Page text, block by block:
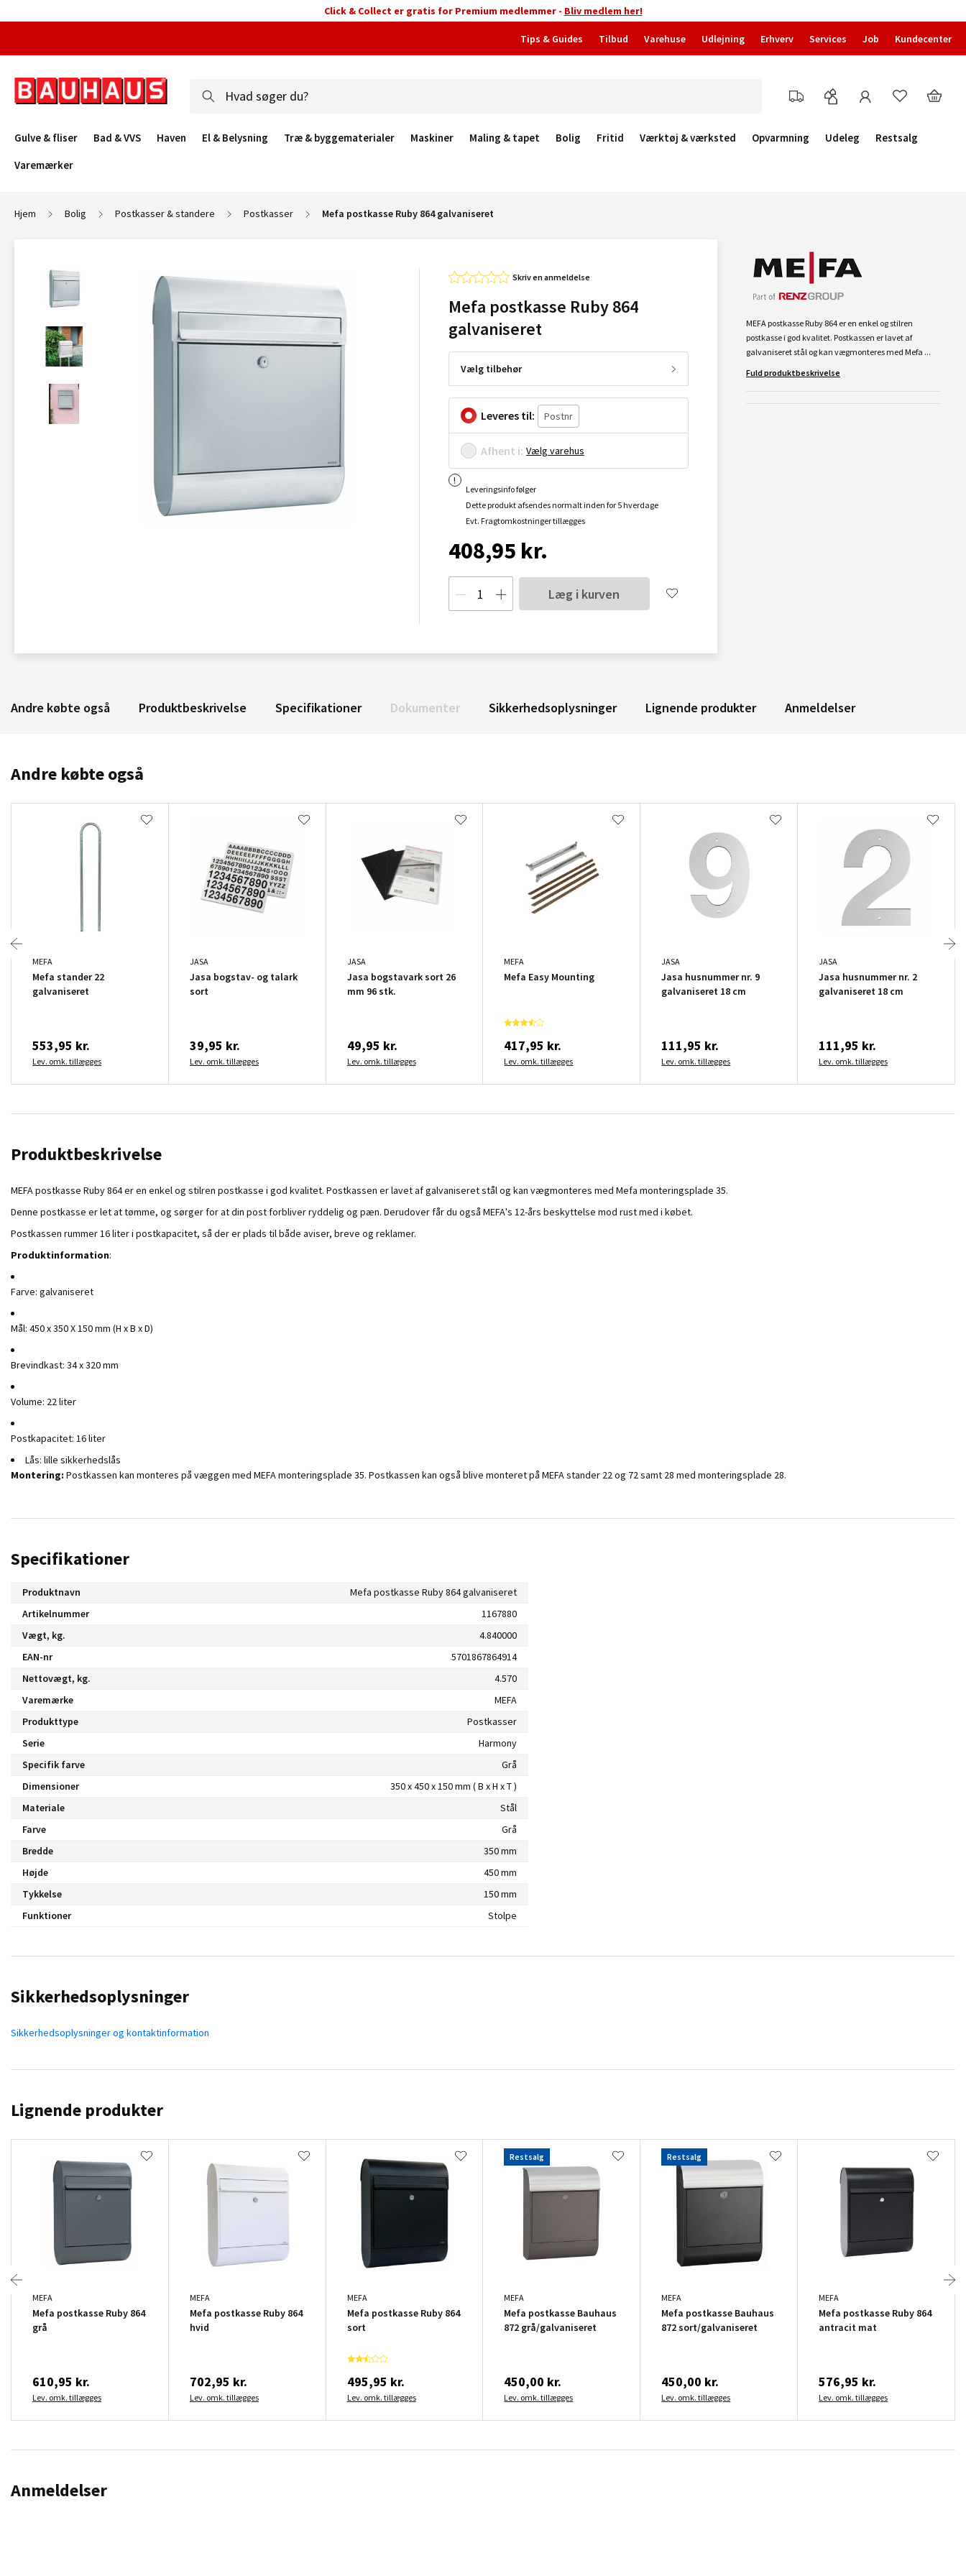
Click & Collect er gratis for Premium medlemmer - Bliv medlem her!
Tips & Guides Tilbud Varehuse Udlejning Erhverv Services Job Kundecenter
Gulve & fliser Bad & VVS Haven El & Belysning Træ & byggematerialer Maskiner Maling & tapet Bolig Fritid Værktøj & værksted Opvarmning Udeleg
Restsalg
Varemærker
Hjem Bolig Postkasser & standere Postkasser Mefa postkasse Ruby 864 galvaniseret
Skriv en anmeldelse
Mefa postkasse Ruby 864
galvaniseret
Vælg tilbehør
Leveres til:
Afhent i: Vælg varehus
Leveringsinfo følger
Dette produkt afsendes normalt inden for 5 hverdage
Evt. Fragtomkostninger tillægges
408,95 kr.
Læg i kurven
MEFA postkasse Ruby 864 er en enkel og stilren
postkasse i god kvalitet. Postkassen er lavet af
galvaniseret stål og kan vægmonteres med Mefa ...
Fuld produktbeskrivelse
Andre købte også Produktbeskrivelse Specifikationer Dokumenter Sikkerhedsoplysninger Lignende produkter Anmeldelser
Andre købte også
MEFA
Mefa stander 22
galvaniseret
553,95 kr.
Lev. omk. tillægges
JASA
Jasa bogstav- og talark
sort
39,95 kr.
Lev. omk. tillægges
JASA
Jasa bogstavark sort 26
mm 96 stk.
49,95 kr.
Lev. omk. tillægges
MEFA
Mefa Easy Mounting
417,95 kr.
Lev. omk. tillægges
JASA
Jasa husnummer nr. 9
galvaniseret 18 cm
111,95 kr.
Lev. omk. tillægges
JASA
Jasa husnummer nr. 2
galvaniseret 18 cm
111,95 kr.
Lev. omk. tillægges
Produktbeskrivelse
MEFA postkasse Ruby 864 er en enkel og stilren postkasse i god kvalitet. Postkassen er lavet af galvaniseret stål og kan vægmonteres med Mefa monteringsplade 35.
Denne postkasse er let at tømme, og sørger for at din post forbliver ryddelig og pæn. Derudover får du også MEFA's 12-års beskyttelse mod rust med i købet.
Postkassen rummer 16 liter i postkapacitet, så der er plads til både aviser, breve og reklamer.
Produktinformation:
Farve: galvaniseret
Mål: 450 x 350 X 150 mm (H x B x D)
Brevindkast: 34 x 320 mm
Volume: 22 liter
Postkapacitet: 16 liter
Lås: lille sikkerhedslås
Montering: Postkassen kan monteres på væggen med MEFA monteringsplade 35. Postkassen kan også blive monteret på MEFA stander 22 og 72 samt 28 med monteringsplade 28.
Specifikationer
Produktnavn
Mefa postkasse Ruby 864 galvaniseret
Artikelnummer
1167880
Vægt, kg.
4.840000
EAN-nr
5701867864914
Nettovægt, kg.
4.570
Varemærke
MEFA
Produkttype
Postkasser
Serie
Harmony
Specifik farve
Grå
Dimensioner
350 x 450 x 150 mm ( B x H x T )
Materiale
Stål
Farve
Grå
Bredde
350 mm
Højde
450 mm
Tykkelse
150 mm
Funktioner
Stolpe
Sikkerhedsoplysninger
Sikkerhedsoplysninger og kontaktinformation
Lignende produkter
MEFA
Mefa postkasse Ruby 864
grå
610,95 kr.
Lev. omk. tillægges
MEFA
Mefa postkasse Ruby 864
hvid
702,95 kr.
Lev. omk. tillægges
MEFA
Mefa postkasse Ruby 864
sort
495,95 kr.
Lev. omk. tillægges
Restsalg
MEFA
Mefa postkasse Bauhaus
872 grå/galvaniseret
450,00 kr.
Lev. omk. tillægges
Restsalg
MEFA
Mefa postkasse Bauhaus
872 sort/galvaniseret
450,00 kr.
Lev. omk. tillægges
MEFA
Mefa postkasse Ruby 864
antracit mat
576,95 kr.
Lev. omk. tillægges
Anmeldelser